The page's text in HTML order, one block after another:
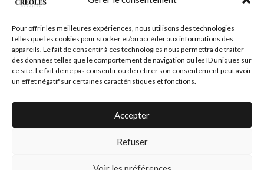
Pour offrir les meilleures expériences, nous utilisons des technologies
telles que les cookies pour stocker et/ou accéder aux informations des
appareils. Le fait de consentir à ces technologies nous permettra de traiter
des données telles que le comportement de navigation ou les ID uniques sur
ce site. Le fait de ne pas consentir ou de retirer son consentement peut avoir
un effet négatif sur certaines caractéristiques et fonctions.
Accepter
Refuser
maisonscreoles.immo@gmail.com
© 2026 – All Right Reserved. Designed and Developed by